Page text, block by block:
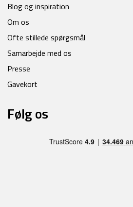
Blog og inspiration
Om os
Ofte stillede spørgsmål
Samarbejde med os
Presse
Gavekort
Følg os